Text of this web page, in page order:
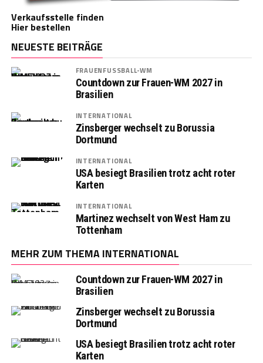
Verkaufsstelle finden
Hier bestellen
NEUESTE BEITRÄGE
FRAUENFUSSBALL-WM
Countdown zur Frauen-WM 2027 in
Brasilien
INTERNATIONAL
Zinsberger wechselt zu Borussia
Dortmund
INTERNATIONAL
USA besiegt Brasilien trotz acht roter
Karten
INTERNATIONAL
Martinez wechselt von West Ham zu
Tottenham
MEHR ZUM THEMA INTERNATIONAL
Countdown zur Frauen-WM 2027 in
Brasilien
Zinsberger wechselt zu Borussia
Dortmund
USA besiegt Brasilien trotz acht roter
Karten